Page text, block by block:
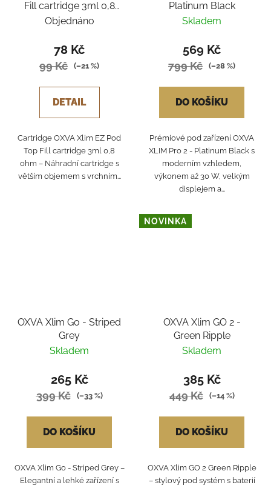
Fill cartridge 3ml 0,8
ohm
Objednáno
78 Kč
99 Kč (–21 %)
DETAIL
Cartridge OXVA Xlim EZ Pod
Top Fill cartridge 3ml 0,8
ohm – Náhradní cartridge s
větším objemem s vrchním...
Platinum Black
Skladem
569 Kč
799 Kč (–28 %)
DO KOŠÍKU
Prémiové pod zařízení OXVA
XLIM Pro 2 - Platinum Black s
moderním vzhledem,
výkonem až 30 W, velkým
displejem a...
OXVA Xlim Go - Striped
Grey
Skladem
265 Kč
399 Kč (–33 %)
DO KOŠÍKU
OXVA Xlim Go - Striped Grey –
Elegantní a lehké zařízení s
NOVINKA
OXVA Xlim GO 2 -
Green Ripple
Skladem
385 Kč
449 Kč (–14 %)
DO KOŠÍKU
OXVA Xlim GO 2 Green Ripple
– stylový pod systém s baterií